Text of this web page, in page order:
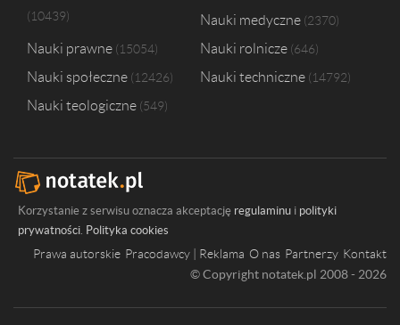
10439 Nauki medyczne 2370
Nauki prawne 15054 Nauki rolnicze 646
Nauki społeczne 12426 Nauki techniczne 14792
Nauki teologiczne 549
Korzystanie z serwisu oznacza akceptację regulaminu i polityki
prywatności. Polityka cookies
Prawa autorskie Pracodawcy | Reklama O nas Partnerzy Kontakt
© Copyright notatek.pl 2008 - 2026